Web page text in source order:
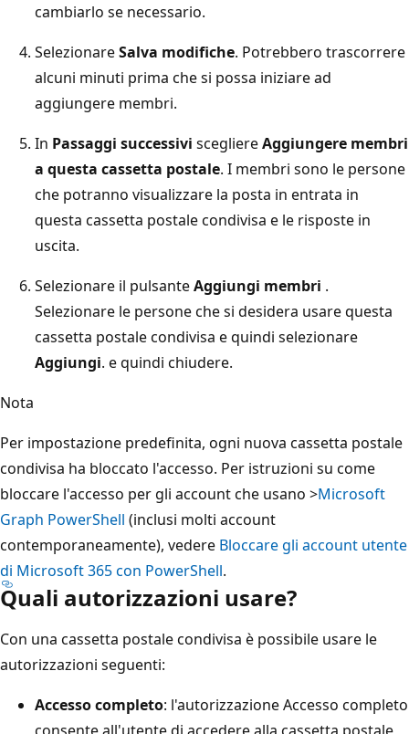
cambiarlo se necessario.
SelezionareSalva modifiche. Potrebbero trascorrere
alcuni minuti prima che si possa iniziare ad
aggiungere membri.
In Passaggi successivi scegliereAggiungere membri
a questa cassetta postale. I membri sono le persone
che potranno visualizzare la posta in entrata in
questa cassetta postale condivisa e le risposte in
uscita.
Selezionare il pulsanteAggiungi membri .
Selezionare le persone che si desidera usare questa
cassetta postale condivisa e quindi selezionare
Aggiungi. e quindi chiudere.
Nota
Per impostazione predefinita, ogni nuova cassetta postale
condivisa ha bloccato l'accesso. Per istruzioni su come
bloccare l'accesso per gli account che usano >Microsoft
Graph PowerShell (inclusi molti account
contemporaneamente), vedere Bloccare gli account utente
di Microsoft 365 con PowerShell.
Quali autorizzazioni usare?
Con una cassetta postale condivisa è possibile usare le
autorizzazioni seguenti:
Accesso completo: l'autorizzazione Accesso completo
consente all'utente di accedere alla cassetta postale